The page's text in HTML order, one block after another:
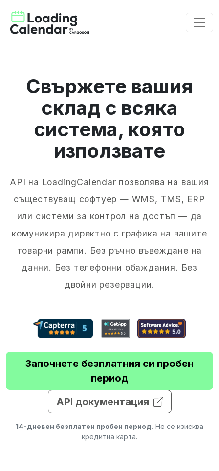
Свържете вашия
склад с всяка
система, която
използвате
API на LoadingCalendar позволява на вашия
съществуващ софтуер — WMS, TMS, ERP
или системи за контрол на достъп — да
комуникира директно с графика на вашите
товарни рампи. Без ръчно въвеждане на
данни. Без телефонни обаждания. Без
двойни резервации.
Започнете безплатния си пробен
период
API документация
14-дневен безплатен пробен период. Не се изисква
кредитна карта.